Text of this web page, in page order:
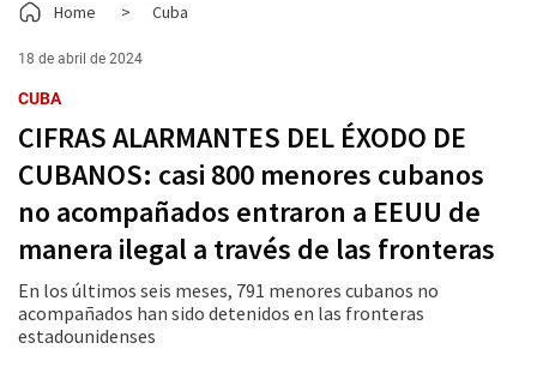
Home > Cuba
18 de abril de 2024
CUBA
CIFRAS ALARMANTES DEL ÉXODO DE
CUBANOS: casi 800 menores cubanos
no acompañados entraron a EEUU de
manera ilegal a través de las fronteras
En los últimos seis meses, 791 menores cubanos no
acompañados han sido detenidos en las fronteras
estadounidenses